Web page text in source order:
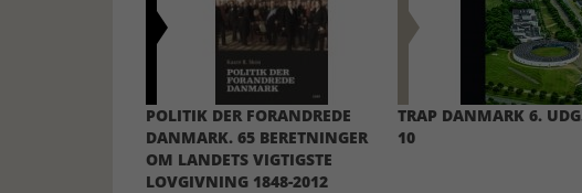
POLITIK DER FORANDREDE
DANMARK. 65 BERETNINGER
OM LANDETS VIGTIGSTE
LOVGIVNING 1848-2012
TRAP DANMARK 6.
10